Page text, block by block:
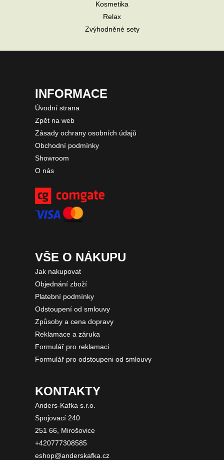
Kosmetika
Relax
Zvýhodněné sety
INFORMACE
Úvodní strana
Zpět na web
Zásady ochrany osobních údajů
Obchodní podmínky
Showroom
O nás
VŠE O NÁKUPU
Jak nakupovat
Objednání zboží
Platební podmínky
Odstoupení od smlouvy
Způsoby a cena dopravy
Reklamace a záruka
Formulář pro reklamaci
Formulář pro odstoupeni od smlouvy
KONTAKTY
Anders-Kafka s.r.o.
Spojovací 240
251 66, Mirošovice
+420777308585
eshop@anderskafka.cz